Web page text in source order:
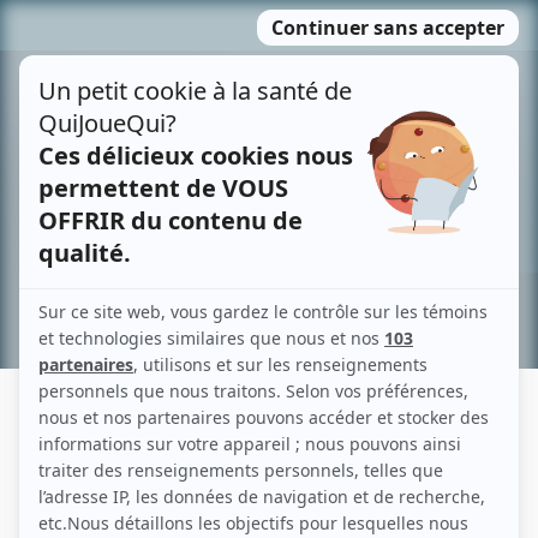
MENU
contenu
Recherche avancée »
CATHERINE ST-ANDRÉ
Liens
Fiche de Catherine St-André sur Showbizz.net